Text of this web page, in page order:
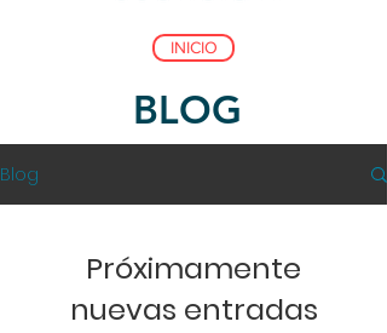
INICIO
BLOG
Blog
Próximamente
nuevas entradas